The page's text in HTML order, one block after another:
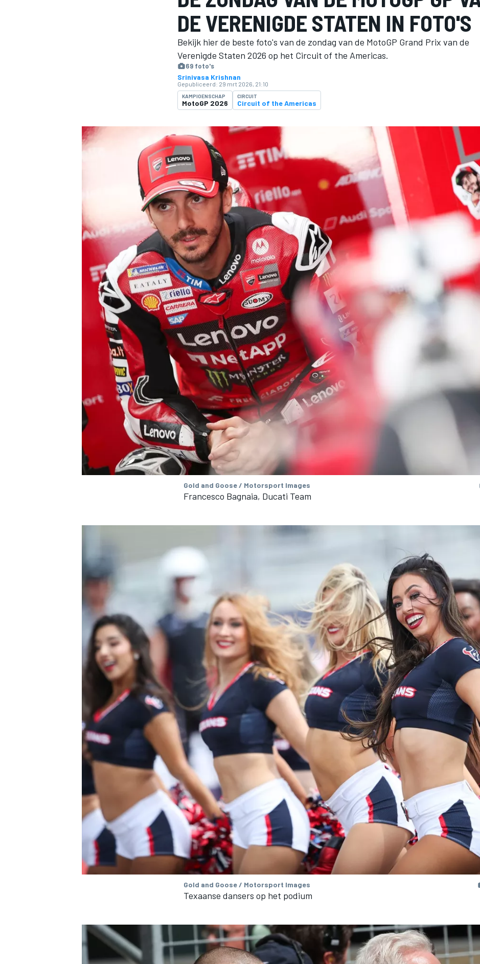
INDYCAR
WEC DTM
DE VERENIGDE STATEN IN FOTO'S
Bekijk hier de beste foto's van de zondag van de MotoGP Grand Prix van de
Verenigde Staten 2026 op het Circuit of the Americas.
69 foto's
Srinivasa Krishnan
Gepubliceerd: 29 mrt 2026, 21:10
KAMPIOENSCHAP
MotoGP 2026
CIRCUIT
Circuit of the Americas
Gold and Goose / Motorsport Images
Francesco Bagnaia, Ducati Team
Gold and Goose / Motorsport Images
Texaanse dansers op het podium